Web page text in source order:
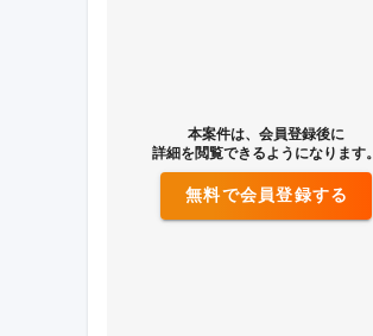
本案件は、会員登録後に
詳細を閲覧できるようになります。
無料で会員登録する